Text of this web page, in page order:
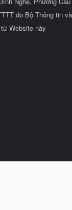
do Bộ Thông tin
Website này